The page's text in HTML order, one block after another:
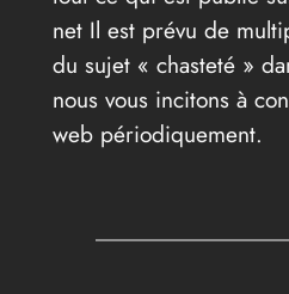
net Il est prévu de
du sujet « chasteté »
nous vous incitons à
web périodiquement.